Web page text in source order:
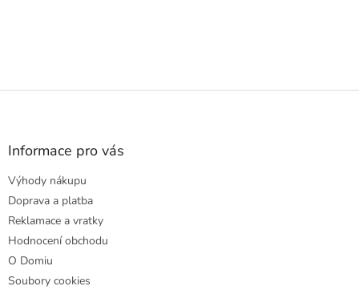
Z
Informace pro vás
Výhody nákupu
Doprava a platba
Reklamace a vratky
Hodnocení obchodu
O Domiu
Soubory cookies